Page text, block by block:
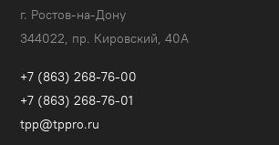
г. Ростов-на-Дону
344022, пр. Кировский, 40A
+7 (863) 268-76-00
+7 (863) 268-76-01
tpp@tppro.ru